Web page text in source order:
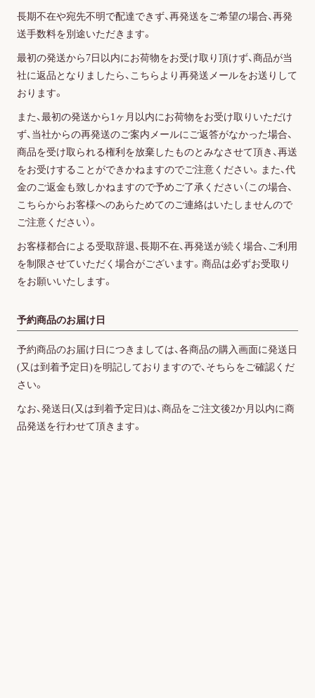
長期不在や宛先不明で配達できず、再発送をご希望の場合、再発
送手数料を別途いただきます。
最初の発送から7日以内にお荷物をお受け取り頂けず、商品が当
社に返品となりましたら、こちらより再発送メールをお送りして
おります。
また、最初の発送から1ヶ月以内にお荷物をお受け取りいただけ
ず、当社からの再発送のご案内メールにご返答がなかった場合、
商品を受け取られる権利を放棄したものとみなさせて頂き、再送
をお受けすることができかねますのでご注意ください。また、代
金のご返金も致しかねますので予めご了承ください（この場合、
こちらからお客様へのあらためてのご連絡はいたしませんので
ご注意ください）。
お客様都合による受取辞退、長期不在、再発送が続く場合、ご利用
を制限させていただく場合がございます。商品は必ずお受取り
をお願いいたします。
予約商品のお届け日
予約商品のお届け日につきましては、各商品の購入画面に発送日
(又は到着予定日)を明記しておりますので、そちらをご確認くだ
さい。
なお、発送日(又は到着予定日)は、商品をご注文後2か月以内に商
品発送を行わせて頂きます。